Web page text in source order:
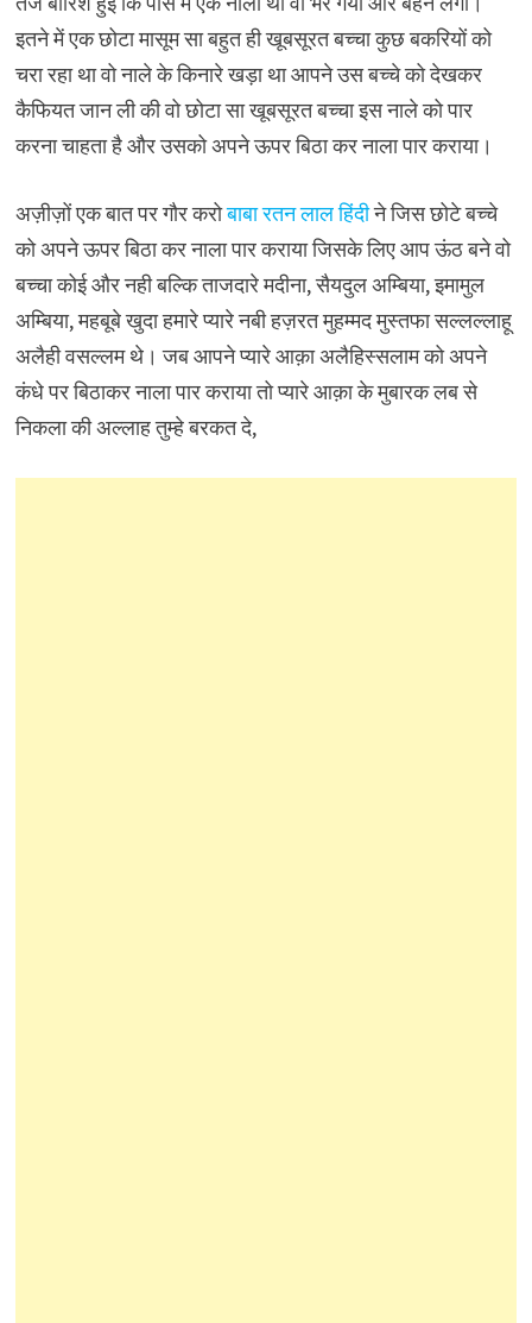
इतने में एक छोटा मासूम सा बहुत ही खूबसूरत बच्चा कुछ बकरियों को
चरा रहा था वो नाले के किनारे खड़ा था आपने उस बच्चे को देखकर
कैफियत जान ली की वो छोटा सा खूबसूरत बच्चा इस नाले को पार
करना चाहता है और उसको अपने ऊपर बिठा कर नाला पार कराया।
अज़ीज़ों एक बात पर गौर करोबाबा रतन लाल हिंदीने जिस छोटे बच्चे
को अपने ऊपर बिठा कर नाला पार कराया जिसके लिए आप ऊंठ बने वो
बच्चा कोई और नही बल्कि ताजदारे मदीना, सैयदुल अम्बिया, इमामुल
अम्बिया, महबूबे खुदा हमारे प्यारे नबी हज़रत मुहम्मद मुस्तफा सल्लल्लाहू
अलैही वसल्लम थे। जब आपने प्यारे आक़ा अलैहिस्सलाम को अपने
कंधे पर बिठाकर नाला पार कराया तो प्यारे आक़ा के मुबारक लब से
निकला की अल्लाह तुम्हे बरकत दे,